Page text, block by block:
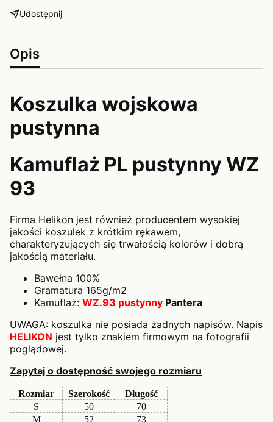
Udostępnij
Opis
Koszulka wojskowa
pustynna
Kamuflaż PL pustynny WZ
93
Firma Helikon jest również producentem wysokiej
jakości koszulek z krótkim rękawem,
charakteryzujących się trwałością kolorów i dobrą
jakością materiału.
Bawełna 100%
Gramatura 165g/m2
Kamuflaż: WZ.93 pustynny Pantera
UWAGA: koszulka nie posiada żadnych napisów. Napis
HELIKON jest tylko znakiem firmowym na fotografii
poglądowej.
Zapytaj o dostępność swojego rozmiaru
Rozmiar Szerokość
Długość
S
50
70
M
52 73